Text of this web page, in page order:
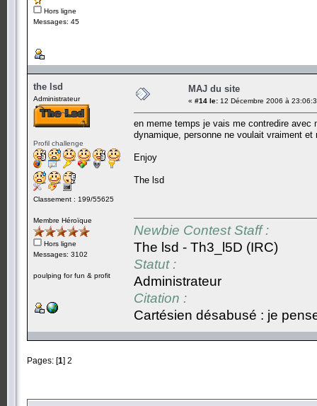
Hors ligne
Messages: 45
the lsd
Administrateur
Profil challenge
Classement : 199/55625
Membre Héroïque
Hors ligne
Messages: 3102
poulping for fun & profit
MAJ du site
« #14 le: 12 Décembre 2006 à
en meme temps je vais me contredire avec
dynamique, personne ne voulait vraiment
Enjoy
The lsd
Newbie Contest Staff :
The lsd - Th3_l5D (IRC)
Statut :
Administrateur
Citation :
Cartésien désabusé : je
Pages: [1] 2